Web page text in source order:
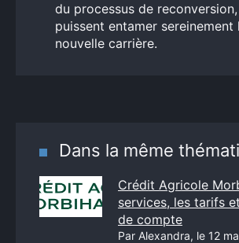
du processus de reconversion,
puissent entamer sereinement
nouvelle carrière.
Dans la même
Crédit Agricole
services, les tarifs
de compte
Par Alexandra, le 12